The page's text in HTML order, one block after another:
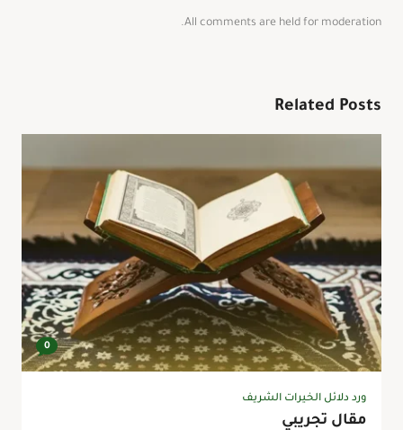
All comments are held for moderation.
Related Posts
0
ورد دلائل الخيرات الشريف
مقال تجريبي